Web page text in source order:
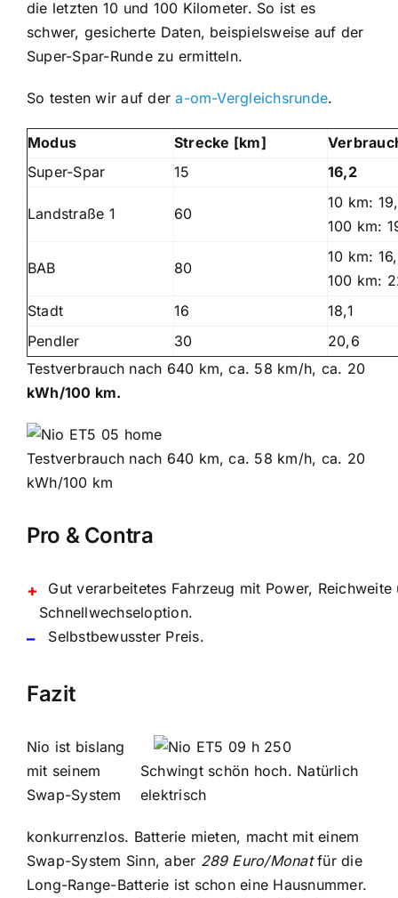
die letzten 10 und 100 Kilometer. So ist es
schwer, gesicherte Daten, beispielsweise auf der
Super-Spar-Runde zu ermitteln.
So testen wir auf dera-om-Vergleichsrunde.
Modus Strecke [km]
Super-Spar
15 16,2
Landstraße 1 60
10 km:
100 km:
BAB 80
10 km:
100 km:
Stadt
16
18,1
Pendler
30
20,6
Testverbrauch nach 640 km, ca. 58 km/h, ca. 20
kWh/100 km.
Testverbrauch nach 640 km, ca. 58 km/h, ca. 20
kWh/100 km
Pro & Contra
+
Gut verarbeitetes Fahrzeug mit Power, Reichweite
Schnellwechseloption.
– Selbstbewusster Preis.
Fazit
Schwingt schön hoch. Natürlich
elektrisch
Nio ist bislang
mit seinem
Swap-System
konkurrenzlos. Batterie mieten, macht mit einem
Swap-System Sinn, aber 289 Euro/Monatfür die
Long-Range-Batterie ist schon eine Hausnummer.